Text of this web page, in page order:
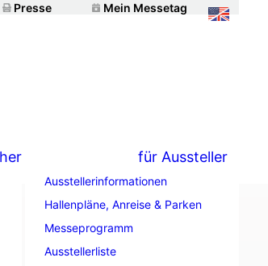
Presse Mein Messetag
für Aussteller
Ausstellerinformationen
Hallenpläne, Anreise & Parken
Messeprogramm
Ausstellerliste